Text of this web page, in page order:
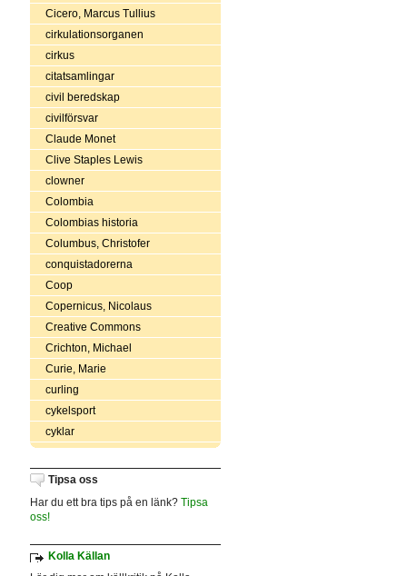
Cicero, Marcus Tullius
cirkulationsorganen
cirkus
citatsamlingar
civil beredskap
civilförsvar
Claude Monet
Clive Staples Lewis
clowner
Colombia
Colombias historia
Columbus, Christofer
conquistadorerna
Coop
Copernicus, Nicolaus
Creative Commons
Crichton, Michael
Curie, Marie
curling
cykelsport
cyklar
Tipsa oss
Har du ett bra tips på en länk? Tipsa
oss!
Kolla Källan